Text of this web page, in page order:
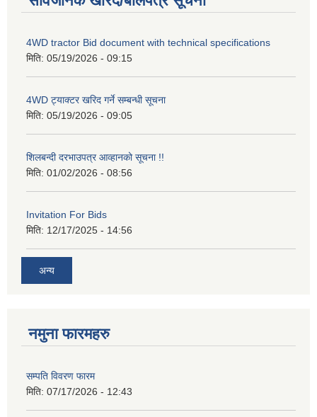
4WD tractor Bid document with technical specifications
मिति: 05/19/2026 - 09:15
4WD ट्याक्टर खरिद गर्ने सम्बन्धी सूचना
मिति: 05/19/2026 - 09:05
शिलबन्दी दरभाउपत्र आव्हानको सूचना !!
मिति: 01/02/2026 - 08:56
Invitation For Bids
मिति: 12/17/2025 - 14:56
अन्य
नमुना फारमहरु
सम्पति विवरण फारम
मिति: 07/17/2026 - 12:43